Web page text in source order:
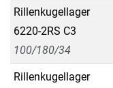
Rillenkugellager
6220-2RS C3
100/180/34
Rillenkugellager